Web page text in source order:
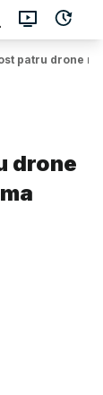
patru drone
drone